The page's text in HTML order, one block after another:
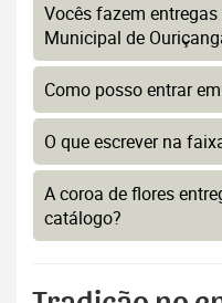
Vocês fazem
Municipal de
Como posso entrar
O que escrever na
A coroa de flores
catálogo?